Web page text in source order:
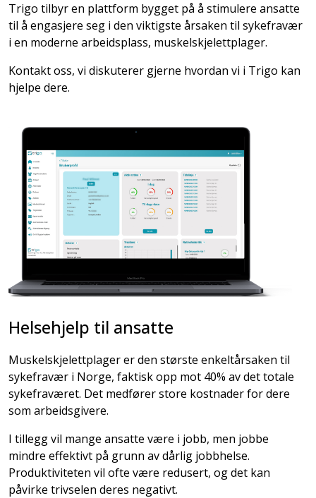
Trigo tilbyr en plattform bygget på å stimulere ansatte
til å engasjere seg i den viktigste årsaken til sykefravær
i en moderne arbeidsplass, muskelskjelettplager.
Kontakt oss, vi diskuterer gjerne hvordan vi i Trigo kan
hjelpe dere.
Helsehjelp til ansatte
Muskelskjelettplager er den største enkeltårsaken til
sykefravær i Norge, faktisk opp mot 40% av det totale
sykefraværet. Det medfører store kostnader for dere
som arbeidsgivere.
I tillegg vil mange ansatte være i jobb, men jobbe
mindre effektivt på grunn av dårlig jobbhelse.
Produktiviteten vil ofte være redusert, og det kan
påvirke trivselen deres negativt.